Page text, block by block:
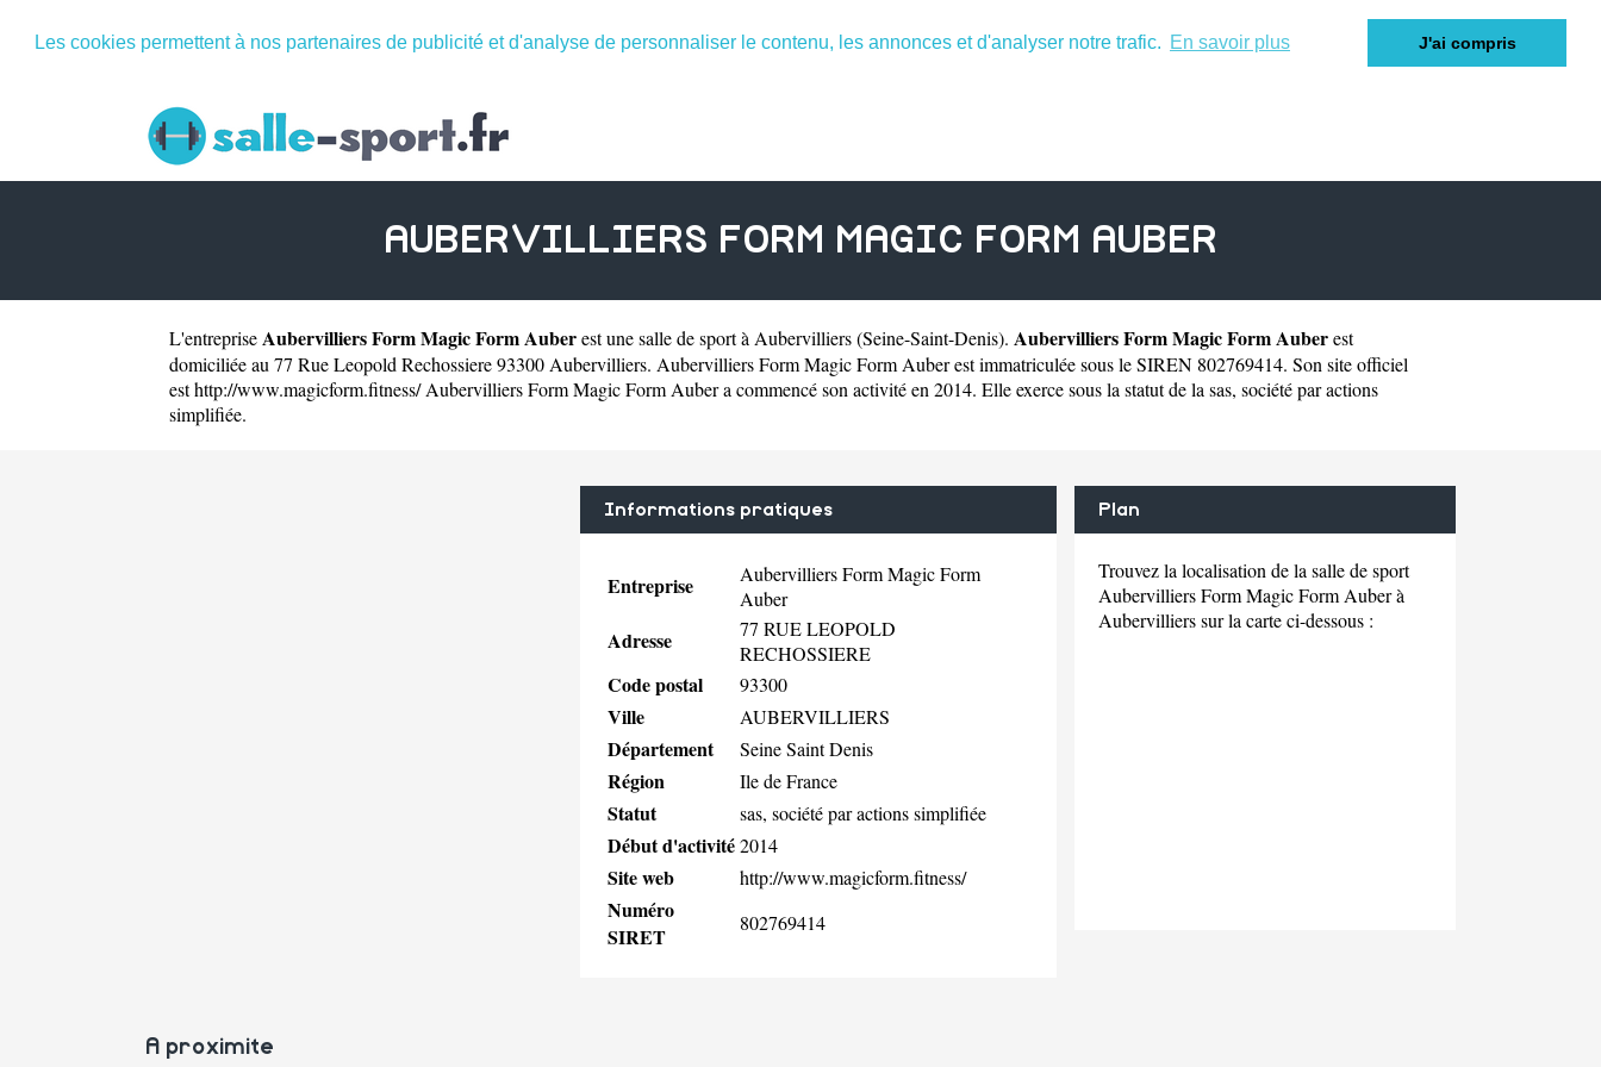
Les cookies permettent à nos partenaires de publicité et d'analyse de personnaliser le contenu, les annonces et d'analyser notre trafic. En savoir plus J'ai compris
AUBERVILLIERS FORM MAGIC FORM AUBER
L'entreprise Aubervilliers Form Magic Form Auberest unesalle de sport à Aubervilliers(Seine-Saint-Denis). Aubervilliers Form Magic Form Auberest
domiciliée au 77 Rue Leopold Rechossiere 93300 Aubervilliers. Aubervilliers Form Magic Form Auber est immatriculée sous le SIREN 802769414. Son site officiel
esthttp://www.magicform.fitness/Aubervilliers Form Magic Form Auber a commencé son activité en 2014. Elle exerce sous la statut de la sas, société par actions
simplifiée.
Informations pratiques
Entreprise
Aubervilliers Form Magic Form
Auber
Adresse
77 RUE LEOPOLD
RECHOSSIERE
Code postal 93300
Ville AUBERVILLIERS
Département Seine Saint Denis
Région Ile de France
Statut sas, société par actions simplifiée
Début d'activité2014
Site web http://www.magicform.fitness/
Numéro
SIRET
802769414
Plan
Trouvez la localisation de la salle de sport
Aubervilliers Form Magic Form Auber à
Aubervilliers sur la carte ci-dessous :
A proximite